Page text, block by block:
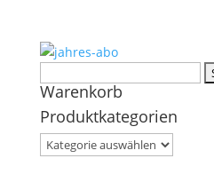
nach:
Warenkorb
Produktkategorien